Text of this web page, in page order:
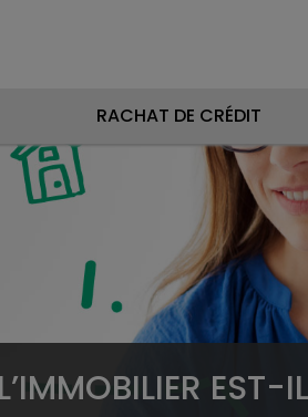
RACHAT DE CRÉDIT
EST-